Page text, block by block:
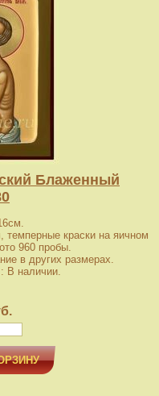
Блаженный
краски на яичном
960 пробы.
в других размерах.
: В наличии.